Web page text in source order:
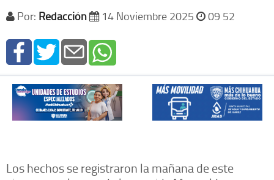
Por: Redacción 14 Noviembre 2025 09 52
Los hechos se registraron la mañana de este